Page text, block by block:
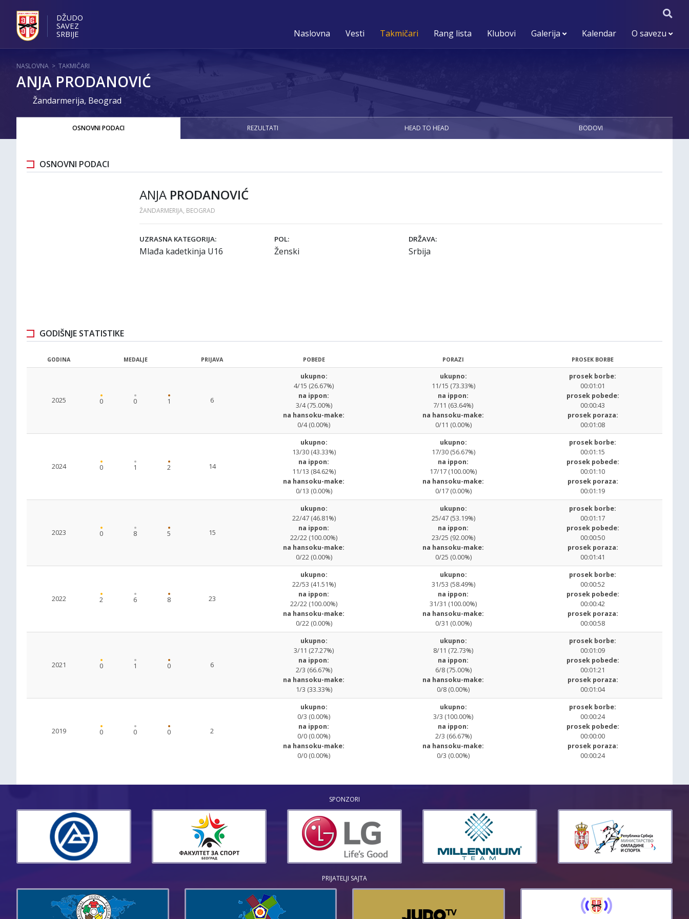
DŽUDO
SAVEZ
SRBIJE
Naslovna Vesti Takmičari Rang lista Klubovi Galerija Kalendar O savezu
NASLOVNA > TAKMIČARI
ANJA PRODANOVIĆ
Žandarmerija, Beograd
OSNOVNI PODACI REZULTATI HEAD TO HEAD BODOVI
OSNOVNI PODACI
ANJA PRODANOVIĆ
ŽANDARMERIJA, BEOGRAD
UZRASNA KATEGORIJA:
Mlađa kadetkinja U16
POL:
Ženski
DRŽAVA:
Srbija
GODIŠNJE STATISTIKE
GODINA MEDALJE PRIJAVA POBEDE PORAZI PROSEK BORBE
2025 0 0 1 6
ukupno:
4/15 (26.67%)
na ippon:
3/4 (75.00%)
na hansoku-make:
0/4 (0.00%)
ukupno:
11/15 (73.33%)
na ippon:
7/11 (63.64%)
na hansoku-make:
0/11 (0.00%)
prosek borbe:
00:01:01
prosek pobede:
00:00:43
prosek poraza:
00:01:08
2024 0 1 2 14
ukupno:
13/30 (43.33%)
na ippon:
11/13 (84.62%)
na hansoku-make:
0/13 (0.00%)
ukupno:
17/30 (56.67%)
na ippon:
17/17 (100.00%)
na hansoku-make:
0/17 (0.00%)
prosek borbe:
00:01:15
prosek pobede:
00:01:10
prosek poraza:
00:01:19
2023 0 8 5 15
ukupno:
22/47 (46.81%)
na ippon:
22/22 (100.00%)
na hansoku-make:
0/22 (0.00%)
ukupno:
25/47 (53.19%)
na ippon:
23/25 (92.00%)
na hansoku-make:
0/25 (0.00%)
prosek borbe:
00:01:17
prosek pobede:
00:00:50
prosek poraza:
00:01:41
2022 2 6 8 23
ukupno:
22/53 (41.51%)
na ippon:
22/22 (100.00%)
na hansoku-make:
0/22 (0.00%)
ukupno:
31/53 (58.49%)
na ippon:
31/31 (100.00%)
na hansoku-make:
0/31 (0.00%)
prosek borbe:
00:00:52
prosek pobede:
00:00:42
prosek poraza:
00:00:58
2021 0 1 0 6
ukupno:
3/11 (27.27%)
na ippon:
2/3 (66.67%)
na hansoku-make:
1/3 (33.33%)
ukupno:
8/11 (72.73%)
na ippon:
6/8 (75.00%)
na hansoku-make:
0/8 (0.00%)
prosek borbe:
00:01:09
prosek pobede:
00:01:21
prosek poraza:
00:01:04
2019 0 0 0 2
ukupno:
0/3 (0.00%)
na ippon:
0/0 (0.00%)
na hansoku-make:
0/0 (0.00%)
ukupno:
3/3 (100.00%)
na ippon:
2/3 (66.67%)
na hansoku-make:
0/3 (0.00%)
prosek borbe:
00:00:24
prosek pobede:
00:00:00
prosek poraza:
00:00:24
SPONZORI
PRIJATELJI SAJTA